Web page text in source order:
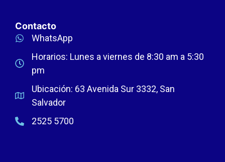
Contacto
WhatsApp
Horarios: Lunes a viernes de 8:30 am a 5:30
pm
Ubicación: 63 Avenida Sur 3332, San
Salvador
2525 5700